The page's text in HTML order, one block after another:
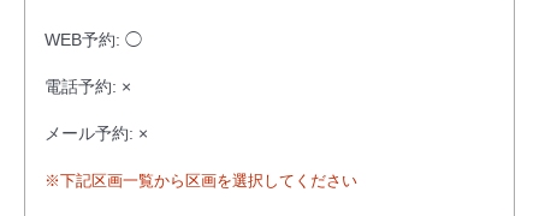
WEB予約: ◯
電話予約: ×
メール予約: ×
※下記区画一覧から区画を選択してください